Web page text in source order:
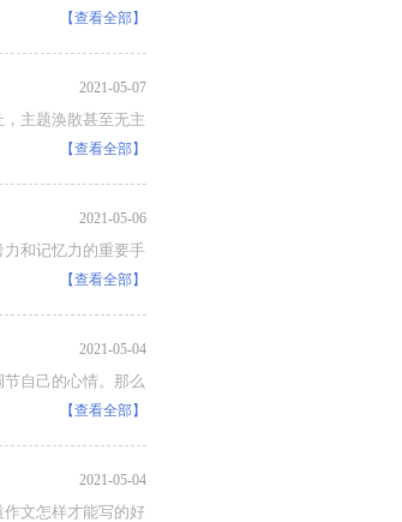
【查看全部】
2021-05-07
主题涣散甚至无主
【查看全部】
2021-05-06
和记忆力的重要手
【查看全部】
2021-05-04
自己的心情。那么
【查看全部】
2021-05-04
文怎样才能写的好